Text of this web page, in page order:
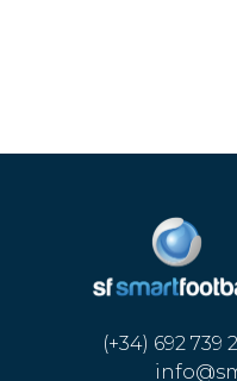
(+34) 692 739